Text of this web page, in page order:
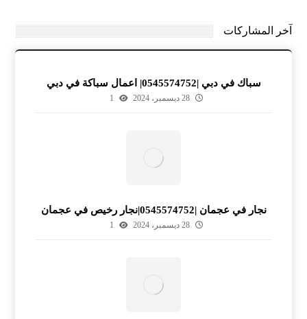
آخر المشاركات
سباك في دبي |0545574752| اعمال سباكة في دبي
28 ديسمبر، 2024 1
نجار في عجمان |0545574752|نجار رخيص في عجمان
28 ديسمبر، 2024 1